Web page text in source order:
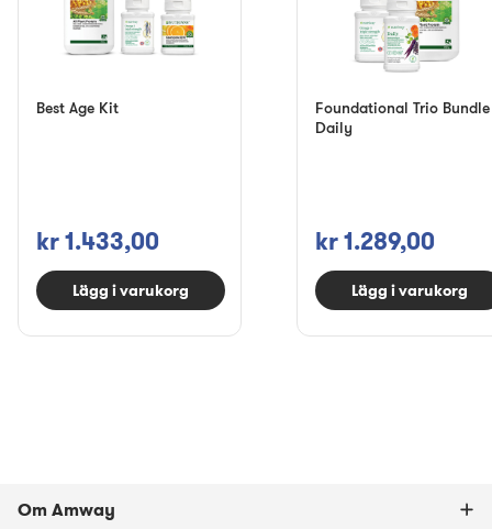
Best Age Kit
kr 1.433,00
Lägg i varukorg
Foundational Trio Bundle
Daily
kr 1.289,00
Lägg i varukorg
Om Amway